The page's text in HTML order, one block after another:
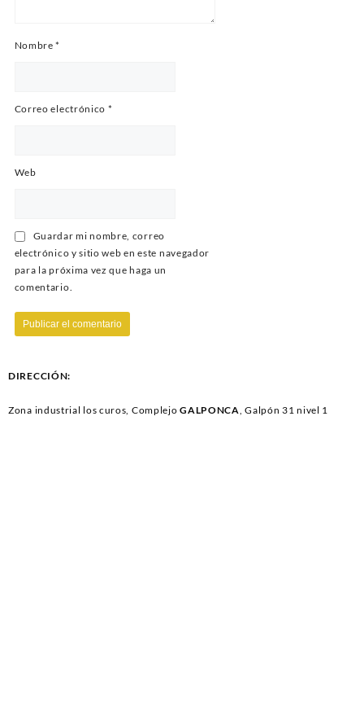
Nombre*
Correo electrónico *
Web
Guardar mi nombre, correo
electrónico y sitio web en este navegador
para la próxima vez que haga un
comentario.
DIRECCIÓN:
Zona industrial los curos, ComplejoGALPONCA , Galpón 31 nivel 1